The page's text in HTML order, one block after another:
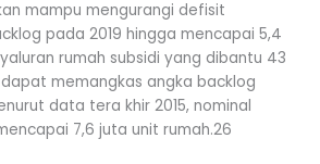
mampu mengurangi defisit
pada 2019 hingga mencapai 5,4
rumah subsidi yang dibantu 43
memangkas angka backlog
data tera khir 2015, nominal
7,6 juta unit rumah.26